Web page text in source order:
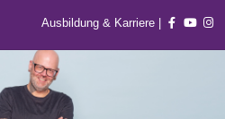
Ausbildung & Karriere |